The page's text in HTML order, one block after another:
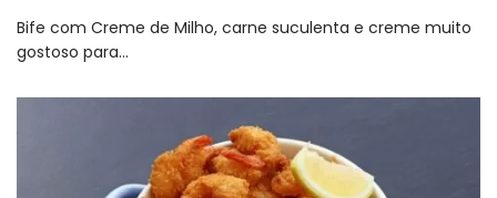
Bife com Creme de Milho, carne suculenta e creme muito
gostoso para…